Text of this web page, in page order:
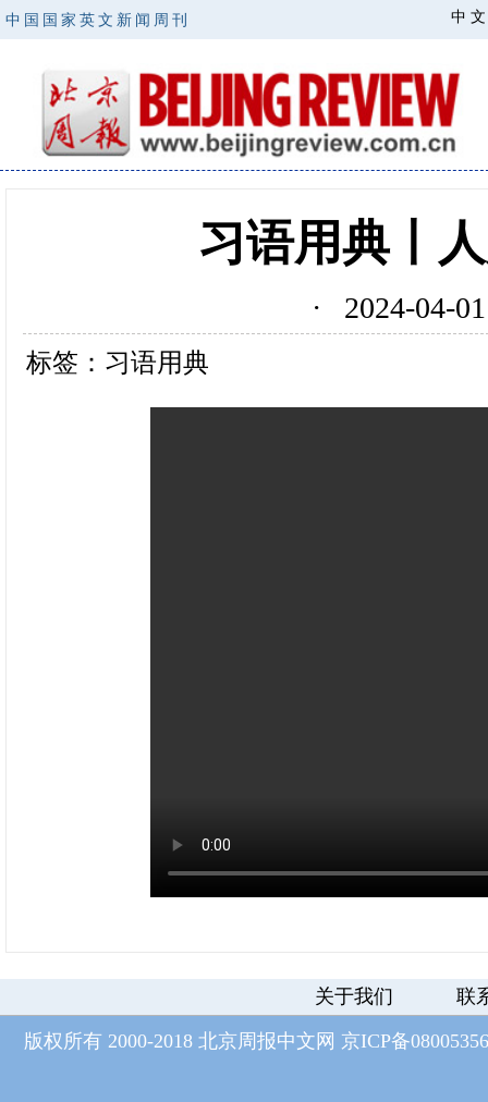
中国国家英文新闻周刊 中 文
习语用典丨
· 2024-04-
标签：习语用典
关于我们 联
版权所有 2000-2018 北京周报中文网 京ICP备